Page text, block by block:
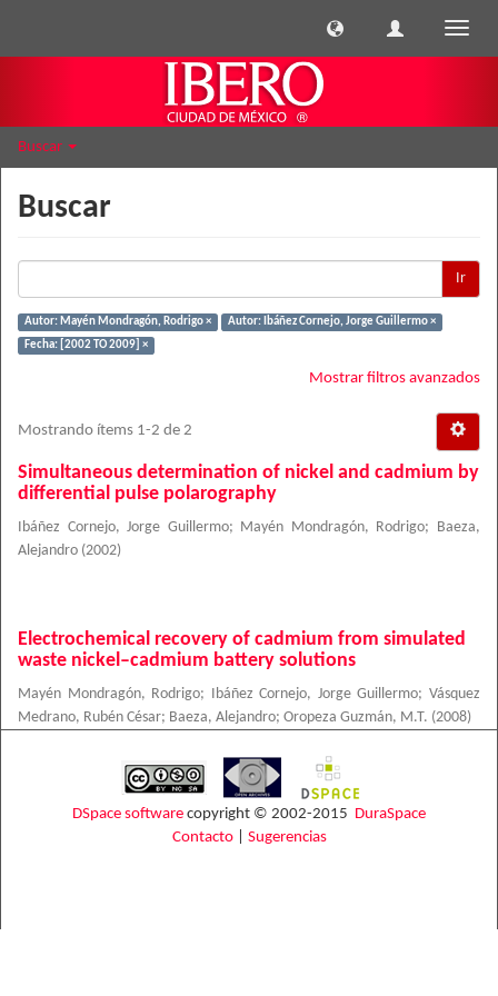
Buscar
Buscar
Ir
Autor: Mayén Mondragón, Rodrigo ×
Autor: Ibáñez Cornejo, Jorge Guillermo ×
Fecha: [2002 TO 2009] ×
Mostrar filtros avanzados
Mostrando ítems 1-2 de 2
Simultaneous determination of nickel and cadmium by
differential pulse polarography
Ibáñez Cornejo, Jorge Guillermo; Mayén Mondragón, Rodrigo;
Baeza,
Alejandro (2002)
Electrochemical recovery of cadmium from simulated
waste nickel–cadmium battery solutions
Mayén Mondragón, Rodrigo; Ibáñez Cornejo, Jorge Guillermo;Vásquez
Medrano, Rubén César; Baeza, Alejandro; Oropeza Guzmán, M.T. (2008)
DSpace software copyright © 2002-2015 DuraSpace
Contacto| Sugerencias